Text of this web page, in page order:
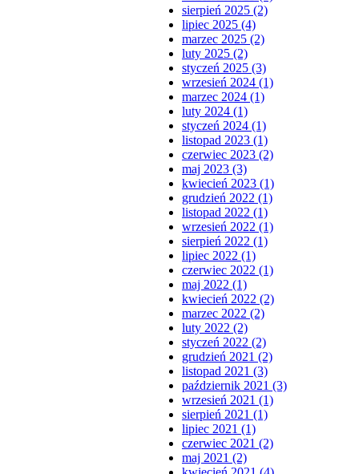
sierpień 2025 (2)
lipiec 2025 (4)
marzec 2025 (2)
luty 2025 (2)
styczeń 2025 (3)
wrzesień 2024 (1)
marzec 2024 (1)
luty 2024 (1)
styczeń 2024 (1)
listopad 2023 (1)
czerwiec 2023 (2)
maj 2023 (3)
kwiecień 2023 (1)
grudzień 2022 (1)
listopad 2022 (1)
wrzesień 2022 (1)
sierpień 2022 (1)
lipiec 2022 (1)
czerwiec 2022 (1)
maj 2022 (1)
kwiecień 2022 (2)
marzec 2022 (2)
luty 2022 (2)
styczeń 2022 (2)
grudzień 2021 (2)
listopad 2021 (3)
październik 2021 (3)
wrzesień 2021 (1)
sierpień 2021 (1)
lipiec 2021 (1)
czerwiec 2021 (2)
maj 2021 (2)